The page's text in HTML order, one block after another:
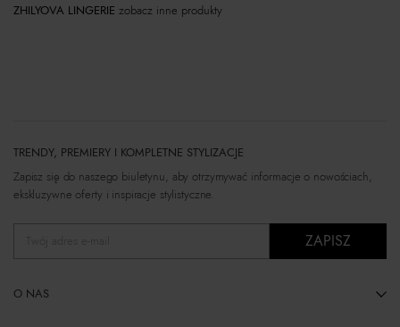
ZHILYOVA LINGERIE zobacz inne produkty
TRENDY, PREMIERY I KOMPLETNE STYLIZACJE
Zapisz się do naszego biuletynu, aby otrzymywać informacje o nowościach,
ekskluzywne oferty i inspiracje stylistyczne.
ZAPISZ
O NAS